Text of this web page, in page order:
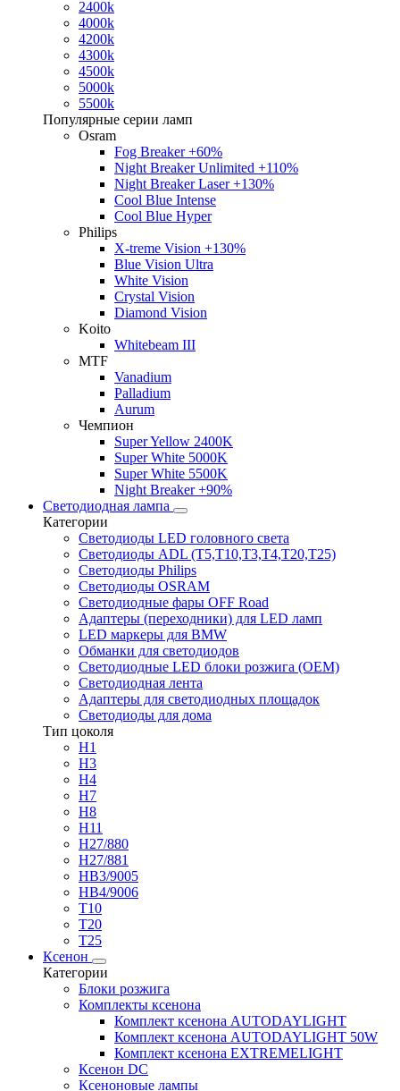
2400k
4000k
4200k
4300k
4500k
5000k
5500k
Популярные серии ламп
Osram
Fog Breaker +60%
Night Breaker Unlimited +110%
Night Breaker Laser +130%
Cool Blue Intense
Cool Blue Hyper
Philips
X-treme Vision +130%
Blue Vision Ultra
White Vision
Crystal Vision
Diamond Vision
Koito
Whitebeam III
MTF
Vanadium
Palladium
Aurum
Чемпион
Super Yellow 2400K
Super White 5000K
Super White 5500K
Night Breaker +90%
Светодиодная лампа
Категории
Светодиоды LED головного света
Светодиоды ADL (T5,T10,T3,T4,T20,T25)
Светодиоды Philips
Светодиоды OSRAM
Светодиодные фары OFF Road
Адаптеры (переходники) для LED ламп
LED маркеры для BMW
Обманки для светодиодов
Светодиодные LED блоки розжига (OEM)
Светодиодная лента
Адаптеры для светодиодных площадок
Светодиоды для дома
Тип цоколя
H1
H3
H4
H7
H8
H11
H27/880
H27/881
HB3/9005
HB4/9006
T10
T20
T25
Ксенон
Категории
Блоки розжига
Комплекты ксенона
Комплект ксенона AUTODAYLIGHT
Комплект ксенона AUTODAYLIGHT 50W
Комплект ксенона EXTREMELIGHT
Ксенон DC
Ксеноновые лампы